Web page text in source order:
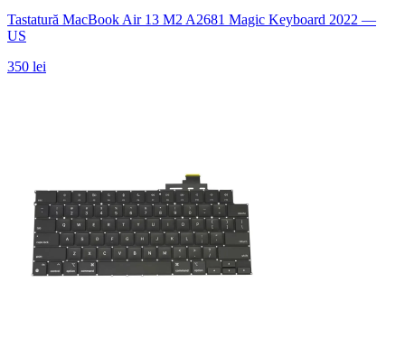
Tastatură MacBook Air 13 M2 A2681 Magic Keyboard 2022 —
US
350 lei